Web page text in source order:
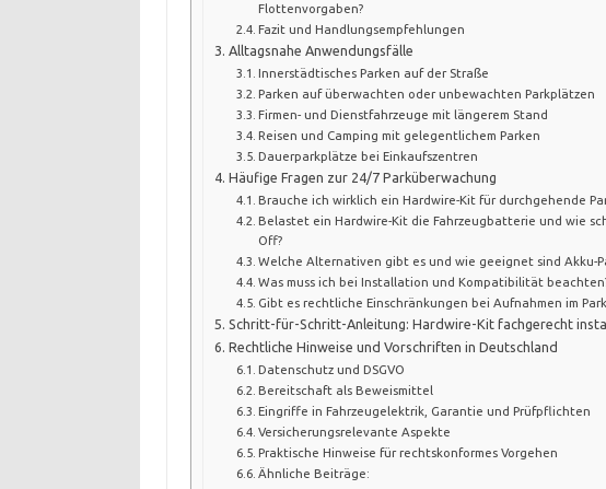
Flottenvorgaben?
Fazit und Handlungs­empfehlungen
Alltagsnahe Anwendungsfälle
Innerstädtisches Parken auf der Straße
Parken auf überwachten oder unbewachten Parkplätzen
Firmen- und Dienstfahrzeuge mit längerem Stand
Reisen und Camping mit gelegentlichem Parken
Dauerparkplätze bei Einkaufszentren
Häufige Fragen zur 24/7 Parküberwachung
Brauche ich wirklich ein Hardwire-Kit für durchgehende
Belastet ein Hardwire-Kit die Fahrzeugbatterie und wie
Off?
Welche Alternativen gibt es und wie geeignet sind Akku-
Was muss ich bei Installation und Kompatibilität
Gibt es rechtliche Einschränkungen bei Aufnahmen im
Schritt-für-Schritt-Anleitung: Hardwire-Kit fachgerecht
Rechtliche Hinweise und Vorschriften in Deutschland
Datenschutz und DSGVO
Bereitschaft als Beweismittel
Eingriffe in Fahrzeugelektrik, Garantie und Prüfpflichten
Versicherungsrelevante Aspekte
Praktische Hinweise für rechtskonformes Vorgehen
Ähnliche Beiträge: